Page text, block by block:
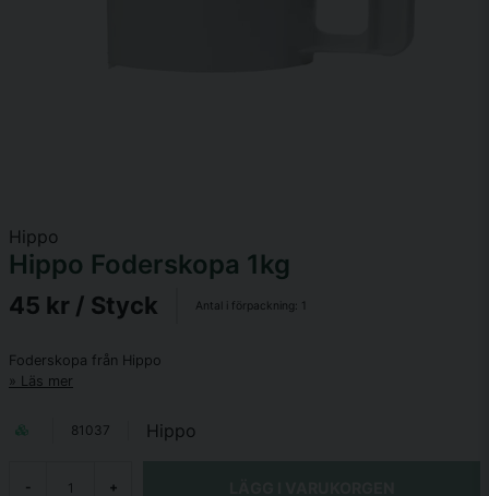
Hippo
Hippo Foderskopa 1kg
45 kr / Styck Antal i förpackning: 1
Foderskopa från Hippo
Läs mer
81037 Hippo
- +